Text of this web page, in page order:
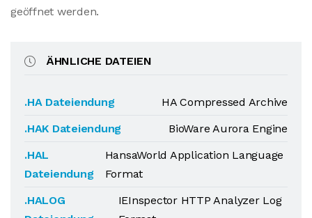
geöffnet werden.
ÄHNLICHE DATEIEN
.HA Dateiendung
HA Compressed Archive
.HAK Dateiendung
BioWare Aurora Engine
.HAL
Dateiendung
HansaWorld Application Language
Format
.HALOG
IEInspector HTTP Analyzer Log